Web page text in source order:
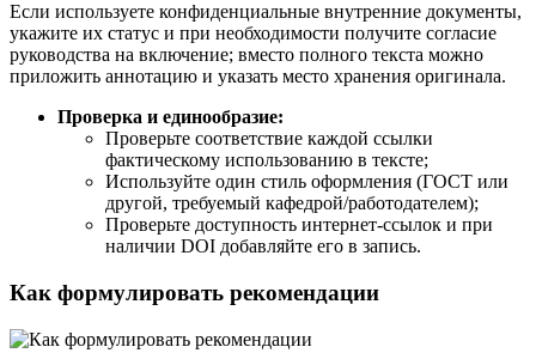
Если используете конфиденциальные внутренние документы,
укажите их статус и при необходимости получите согласие
руководства на включение; вместо полного текста можно
приложить аннотацию и указать место хранения оригинала.
Проверка и единообразие:
Проверьте соответствие каждой ссылки
фактическому использованию в тексте;
Используйте один стиль оформления (ГОСТ или
другой, требуемый кафедрой/работодателем);
Проверьте доступность интернет-ссылок и при
наличии DOI добавляйте его в запись.
Как формулировать рекомендации